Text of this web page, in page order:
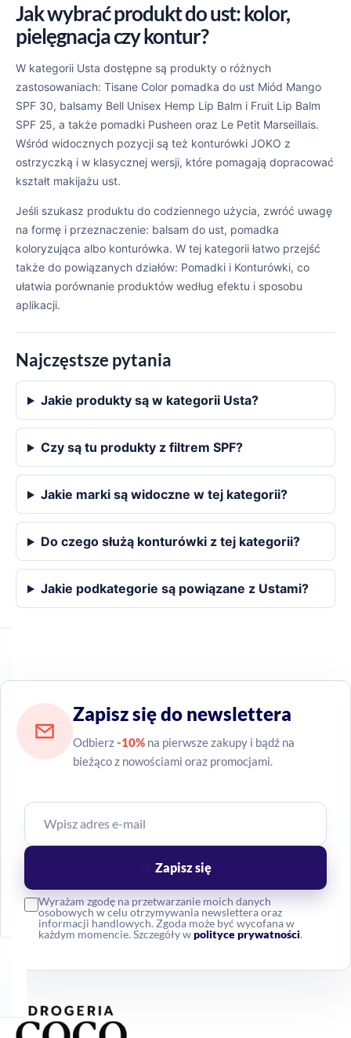
Jak wybrać produkt do ust: kolor,
pielęgnacja czy kontur?
W kategorii Usta dostępne są produkty o różnych
zastosowaniach: Tisane Color pomadka do ust Miód Mango
SPF 30, balsamy Bell Unisex Hemp Lip Balm i Fruit Lip Balm
SPF 25, a także pomadki Pusheen oraz Le Petit Marseillais.
Wśród widocznych pozycji są też konturówki JOKO z
ostrzyczką i w klasycznej wersji, które pomagają dopracować
kształt makijażu ust.
Jeśli szukasz produktu do codziennego użycia, zwróć uwagę
na formę i przeznaczenie: balsam do ust, pomadka
koloryzująca albo konturówka. W tej kategorii łatwo przejść
także do powiązanych działów: Pomadki i Konturówki, co
ułatwia porównanie produktów według efektu i sposobu
aplikacji.
Najczęstsze pytania
Jakie produkty są w kategorii Usta?
Czy są tu produkty z filtrem SPF?
Jakie marki są widoczne w tej kategorii?
Do czego służą konturówki z tej kategorii?
Jakie podkategorie są powiązane z Ustami?
Zapisz się do newslettera
Odbierz-10% na pierwsze zakupy i bądź na
bieżąco z nowościami oraz promocjami.
Wyrażam zgodę na przetwarzanie moich danych
osobowych w celu otrzymywania newslettera oraz
informacji handlowych. Zgoda może być wycofana w
każdym momencie. Szczegóły wpolityce prywatności.
Zapisz się